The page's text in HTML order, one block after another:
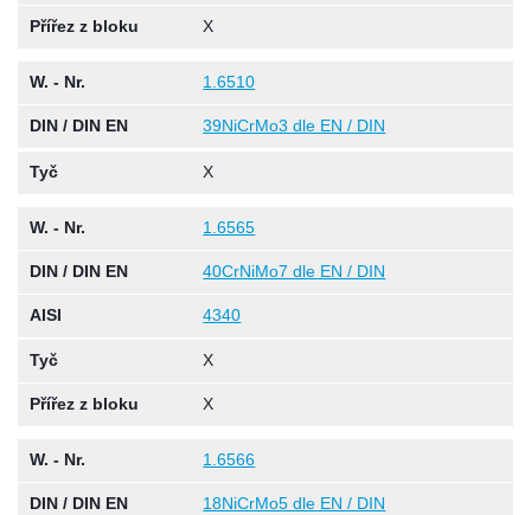
Přířez z bloku X
W. - Nr. 1.6510
DIN / DIN EN 39NiCrMo3 dle EN / DIN
Tyč X
W. - Nr. 1.6565
DIN / DIN EN 40CrNiMo7 dle EN / DIN
AISI 4340
Tyč X
Přířez z bloku X
W. - Nr. 1.6566
DIN / DIN EN 18NiCrMo5 dle EN / DIN